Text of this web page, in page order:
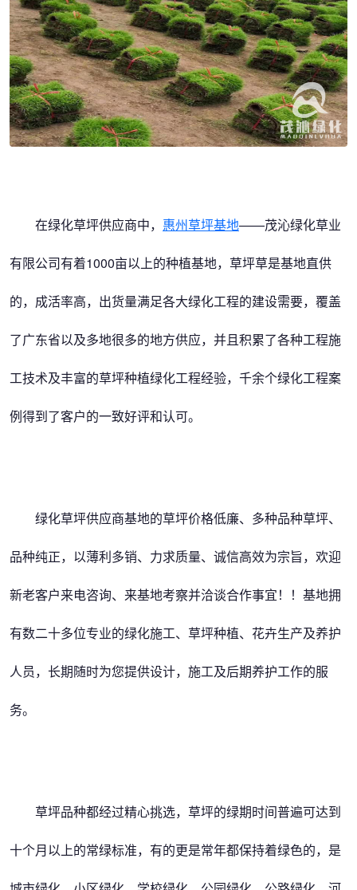
在绿化草坪供应商中， 惠州草坪基地——茂沁绿化草业
有限公司有着1000亩以上的种植基地，草坪草是基地直供
的，成活率高，出货量满足各大绿化工程的建设需要，覆盖
了广东省以及多地很多的地方供应，并且积累了各种工程施
工技术及丰富的草坪种植绿化工程经验，千余个绿化工程案
例得到了客户的一致好评和认可。
绿化草坪供应商基地的草坪价格低廉、多种品种草坪、
品种纯正，以薄利多销、力求质量、诚信高效为宗旨，欢迎
新老客户来电咨询、来基地考察并洽谈合作事宜！！基地拥
有数二十多位专业的绿化施工、草坪种植、花卉生产及养护
人员，长期随时为您提供设计，施工及后期养护工作的服
务。
草坪品种都经过精心挑选，草坪的绿期时间普遍可达到
十个月以上的常绿标准，有的更是常年都保持着绿色的，是